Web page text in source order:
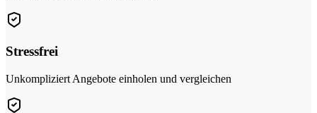
Stressfrei
Unkompliziert Angebote einholen und vergleichen